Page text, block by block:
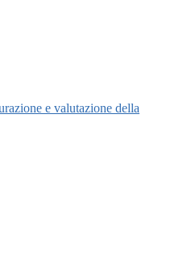
e valutazione della